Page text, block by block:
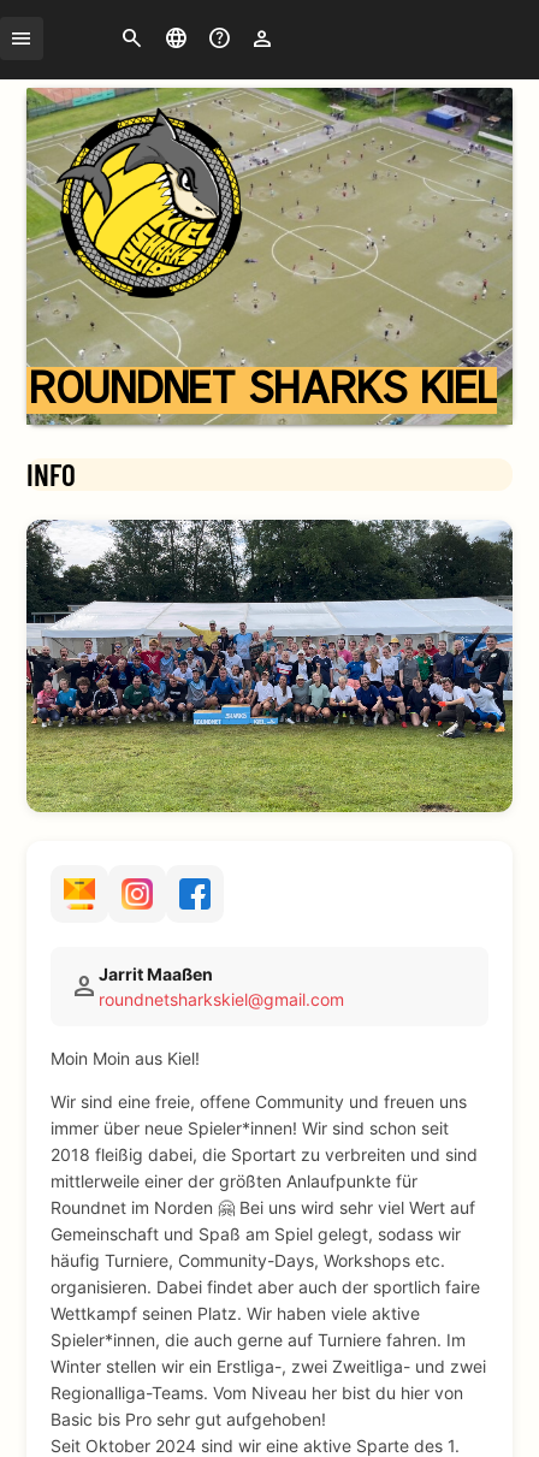
SearchChange
FAQ Login
ROUNDNET SHARKS KIEL
INFO
personJarrit Maaßen
roundnetsharkskiel@gmail.com
Moin Moin aus Kiel!
Wir sind eine freie, offene Community und freuen uns
immer über neue Spieler*innen! Wir sind schon seit
2018 fleißig dabei, die Sportart zu verbreiten und sind
mittlerweile einer der größten Anlaufpunkte für
Roundnet im Norden 🤗 Bei uns wird sehr viel Wert auf
Gemeinschaft und Spaß am Spiel gelegt, sodass wir
häufig Turniere, Community-Days, Workshops etc.
organisieren. Dabei findet aber auch der sportlich faire
Wettkampf seinen Platz. Wir haben viele aktive
Spieler*innen, die auch gerne auf Turniere fahren. Im
Winter stellen wir ein Erstliga-, zwei Zweitliga- und zwei
Regionalliga-Teams. Vom Niveau her bist du hier von
Basic bis Pro sehr gut aufgehoben!
Seit Oktober 2024 sind wir eine aktive Sparte des 1.